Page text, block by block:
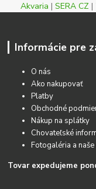
Akvaria | SERA CZ |
Informácie pre
O nás
Ako nakupovať
Platby
Obchodné
Nákup na splátky
Chovateľské
Fotogaléria a
Tovar expedujeme